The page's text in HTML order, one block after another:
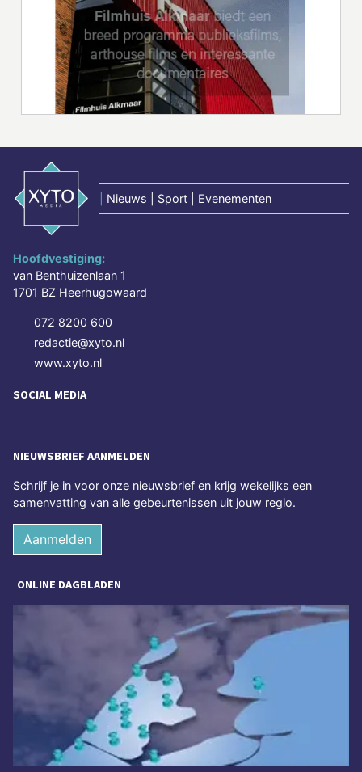
Nieuws | Sport | Evenementen
Hoofdvestiging:
van Benthuizenlaan 1
1701 BZ Heerhugowaard
072 8200 600
redactie@xyto.nl
www.xyto.nl
SOCIAL MEDIA
NIEUWSBRIEF AANMELDEN
Schrijf je in voor onze nieuwsbrief en krijg wekelijks een
samenvatting van alle gebeurtenissen uit jouw regio.
Aanmelden
ONLINE DAGBLADEN